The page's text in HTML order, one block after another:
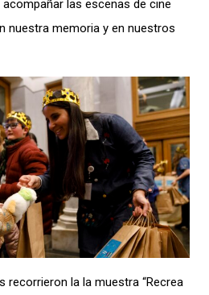
las escenas de cine
nuestra memoria y en nuestros
recorrieron la la muestra “Recrea